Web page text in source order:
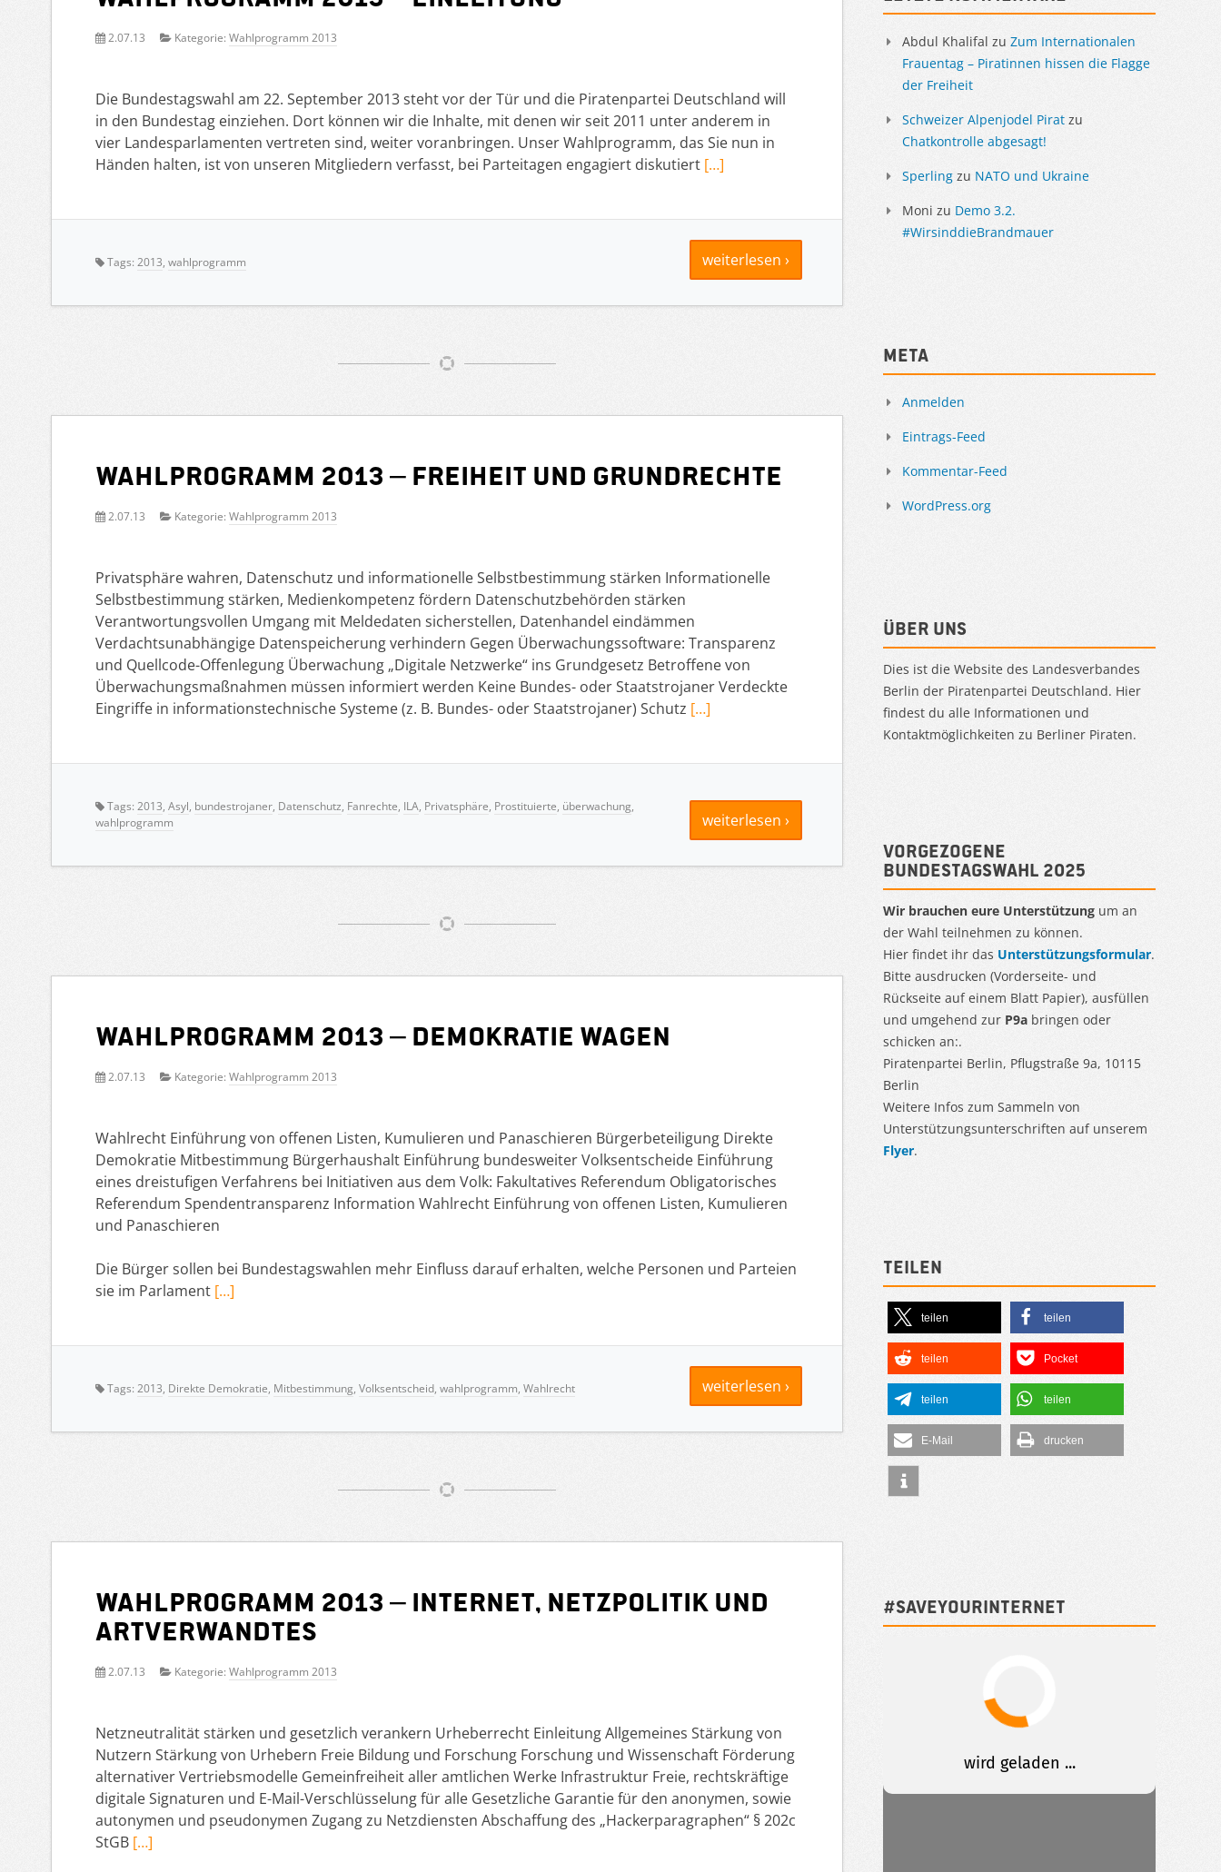
2.07.13 Kategorie: Wahlprogramm 2013
Die Bundestagswahl am 22. September 2013 steht vor der Tür und die Piratenpartei Deutschland will
in den Bundestag einziehen. Dort können wir die Inhalte, mit denen wir seit 2011 unter anderem in
vier Landesparlamenten vertreten sind, weiter voranbringen. Unser Wahlprogramm, das Sie nun in
Händen halten, ist von unseren Mitgliedern verfasst, bei Parteitagen engagiert diskutiert […]
weiterlesen ›
Tags: 2013, wahlprogramm
Wahlprogramm 2013 – Freiheit und Grundrechte
2.07.13 Kategorie: Wahlprogramm 2013
Privatsphäre wahren, Datenschutz und informationelle Selbstbestimmung stärken Informationelle
Selbstbestimmung stärken, Medienkompetenz fördern Datenschutzbehörden stärken
Verantwortungsvollen Umgang mit Meldedaten sicherstellen, Datenhandel eindämmen
Verdachtsunabhängige Datenspeicherung verhindern Gegen Überwachungssoftware: Transparenz
und Quellcode-Offenlegung Überwachung „Digitale Netzwerke“ ins Grundgesetz Betroffene von
Überwachungsmaßnahmen müssen informiert werden Keine Bundes- oder Staatstrojaner Verdeckte
Eingriffe in informationstechnische Systeme (z. B. Bundes- oder Staatstrojaner) Schutz […]
weiterlesen ›
Tags: 2013, Asyl, bundestrojaner, Datenschutz, Fanrechte, ILA, Privatsphäre, Prostituierte, überwachung,
wahlprogramm
Wahlprogramm 2013 – Demokratie wagen
2.07.13 Kategorie: Wahlprogramm 2013
Wahlrecht Einführung von offenen Listen, Kumulieren und Panaschieren Bürgerbeteiligung Direkte
Demokratie Mitbestimmung Bürgerhaushalt Einführung bundesweiter Volksentscheide Einführung
eines dreistufigen Verfahrens bei Initiativen aus dem Volk: Fakultatives Referendum Obligatorisches
Referendum Spendentransparenz Information Wahlrecht Einführung von offenen Listen, Kumulieren
und Panaschieren
Die Bürger sollen bei Bundestagswahlen mehr Einfluss darauf erhalten, welche Personen und Parteien
sie im Parlament […]
weiterlesen ›
Tags: 2013, Direkte Demokratie, Mitbestimmung, Volksentscheid, wahlprogramm, Wahlrecht
Wahlprogramm 2013 – Internet, Netzpolitik und
Artverwandtes
2.07.13 Kategorie: Wahlprogramm 2013
Netzneutralität stärken und gesetzlich verankern Urheberrecht Einleitung Allgemeines Stärkung von
Nutzern Stärkung von Urhebern Freie Bildung und Forschung Forschung und Wissenschaft Förderung
alternativer Vertriebsmodelle Gemeinfreiheit aller amtlichen Werke Infrastruktur Freie, rechtskräftige
digitale Signaturen und E-Mail-Verschlüsselung für alle Gesetzliche Garantie für den anonymen, sowie
autonymen und pseudonymen Zugang zu Netzdiensten Abschaffung des „Hackerparagraphen“ § 202c
StGB […]
Abdul Khalifal zu Zum Internationalen
Frauentag – Piratinnen hissen die Flagge
der Freiheit
Schweizer Alpenjodel Pirat zu
Chatkontrolle abgesagt!
Sperling zu NATO und Ukraine
Moni zu Demo 3.2.
#WirsinddieBrandmauer
Meta
Anmelden
Eintrags-Feed
Kommentar-Feed
WordPress.org
Über uns
Dies ist die Website des Landesverbandes
Berlin der Piratenpartei Deutschland. Hier
findest du alle Informationen und
Kontaktmöglichkeiten zu Berliner Piraten.
Vorgezogene
Bundestagswahl 2025
Wir brauchen eure Unterstützung um an
der Wahl teilnehmen zu können.
Hier findet ihr das Unterstützungsformular.
Bitte ausdrucken (Vorderseite- und
Rückseite auf einem Blatt Papier), ausfüllen
und umgehend zur P9a bringen oder
schicken an:.
Piratenpartei Berlin, Pflugstraße 9a, 10115
Berlin
Weitere Infos zum Sammeln von
Unterstützungsunterschriften auf unserem
Flyer.
Teilen
teilen teilen
teilen Pocket
teilen teilen
E-Mail drucken
#SAVEYOURINTERNET